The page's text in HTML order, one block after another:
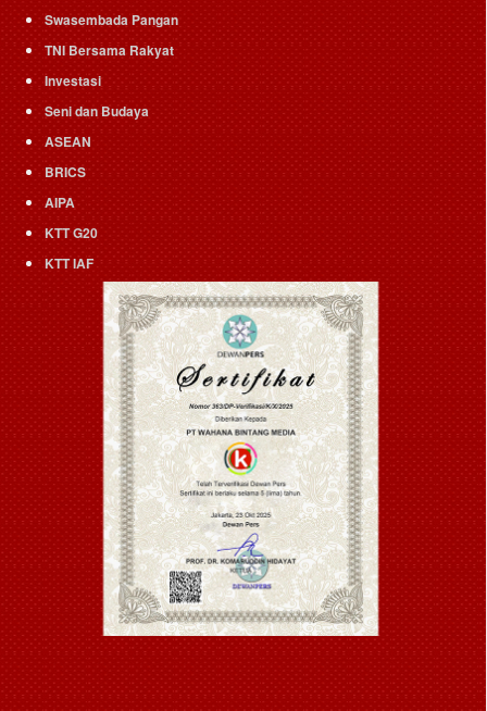
Swasembada Pangan
TNI Bersama Rakyat
Investasi
Seni dan Budaya
ASEAN
BRICS
AIPA
KTT G20
KTT IAF